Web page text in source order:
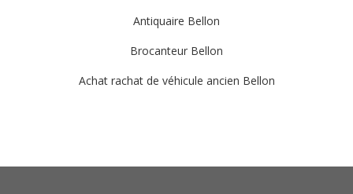
Antiquaire Bellon
Brocanteur Bellon
Achat rachat de véhicule ancien Bellon